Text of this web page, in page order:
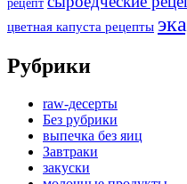
цветная капуста рецепты
Рубрики
raw-десерты
Без рубрики
выпечка без яиц
Завтраки
закуски